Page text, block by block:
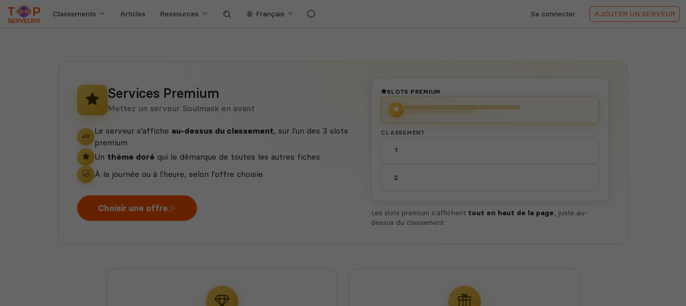
Classements Articles Ressources Français Se connecter AJOUTER UN SERVEUR
Services Premium
Mettez un serveur Soulmask en avant
Le serveur s'affiche au-dessus du classement, sur l'un des 3 slots
premium
Un thème doré qui le démarque de toutes les autres fiches
À la journée ou à l'heure, selon l'offre choisie
Choisir une offre
SLOTS PREMIUM
CLASSEMENT
1
2
Les slots premium s'affichent tout en haut de la page, juste au-
dessus du classement.